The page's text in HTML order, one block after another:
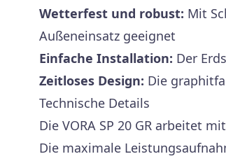
Wetterfest und robust: Mit
Außeneinsatz geeignet
Einfache Installation: Der
Zeitloses Design: Die
Technische Details
Die VORA SP 20 GR arbeitet
Die maximale